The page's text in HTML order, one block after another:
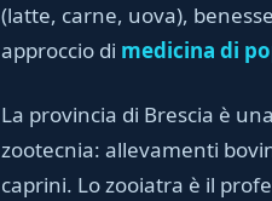
(latte, carne, uova),
approccio di medicina di
La provincia di Brescia è
zootecnia: allevamenti
caprini. Lo zooiatra è il